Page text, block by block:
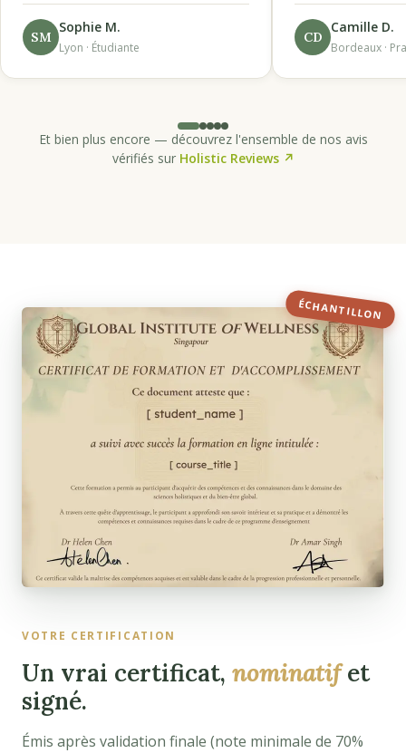
SM
Sophie M.
Lyon · Étudiante
CD
Camille D.
Bordeaux ·
Et bien plus encore — découvrez l'ensemble de nos avis
vérifiés sur Holistic Reviews ↗
ÉCHANTILLON
VOTRE CERTIFICATION
Un vrai certificat, nominatifet
signé.
Émis après validation finale (note minimale de 70%